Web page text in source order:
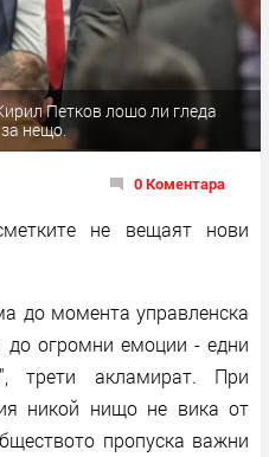
Петков лошо ли гледа
нещо.
0 Коментара
не вещаят нови
до момента управленска
до огромни емоции - едни
трети акламират. При
никой нищо не вика от
пропуска важни